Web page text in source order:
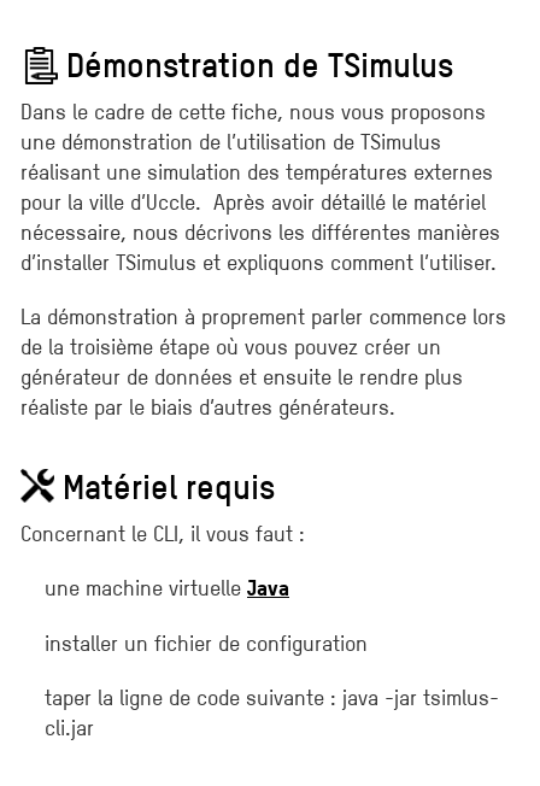
Démonstration de TSimulus
Dans le cadre de cette fiche, nous vous proposons
une démonstration de l’utilisation de TSimulus
réalisant une simulation des températures externes
pour la ville d’Uccle. Après avoir détaillé le matériel
nécessaire, nous décrivons les différentes manières
d’installer TSimulus et expliquons comment l’utiliser.
La démonstration à proprement parler commence lors
de la troisième étape où vous pouvez créer un
générateur de données et ensuite le rendre plus
réaliste par le biais d’autres générateurs.
Matériel requis
Concernant le CLI, il vous faut :
une machine virtuelle Java
installer un fichier de configuration
taper la ligne de code suivante : java -jar tsimlus-
cli.jar